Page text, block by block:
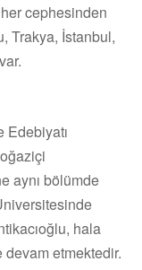
cephesinden
Trakya, İstanbul,
Edebiyatı
aynı bölümde
hala
etmektedir.